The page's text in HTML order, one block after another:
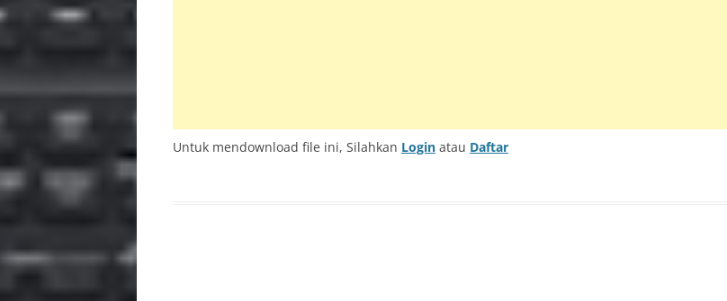
Untuk mendownload file ini, Silahkan Login atau Daftar